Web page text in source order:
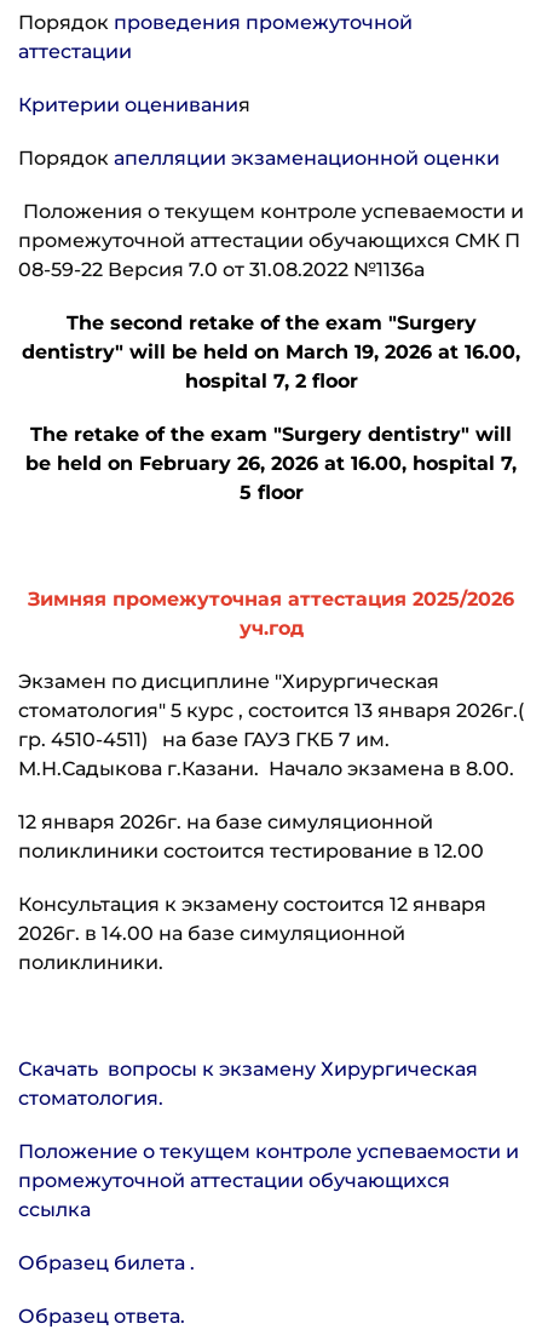
Порядок проведения промежуточной
аттестации
Критерии оценивания
Порядок апелляции экзаменационной оценки
Положения о текущем контроле успеваемости и
промежуточной аттестации обучающихся СМК П
08-59-22 Версия 7.0 от 31.08.2022 №1136а
The second retake of the exam "Surgery
dentistry" will be held on March 19, 2026 at 16.00,
hospital 7, 2 floor
The retake of the exam "Surgery dentistry" will
be held on February 26, 2026 at 16.00, hospital 7,
5 floor
Зимняя промежуточная аттестация 2025/2026
уч.год
Экзамен по дисциплине "Хирургическая
стоматология" 5 курс , состоится 13 января 2026г.(
гр. 4510-4511) на базе ГАУЗ ГКБ 7 им.
М.Н.Садыкова г.Казани. Начало экзамена в 8.00.
12 января 2026г. на базе симуляционной
поликлиники состоится тестирование в 12.00
Консультация к экзамену состоится 12 января
2026г. в 14.00 на базе симуляционной
поликлиники.
Скачать вопросы к экзамену Хирургическая
стоматология.
Положение о текущем контроле успеваемости и
промежуточной аттестации обучающихся
ссылка
Образец билета .
Образец ответа.